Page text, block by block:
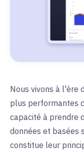
Nous vivons à l'ère
plus performantes
capacité à prendre
données et basées
constitue leur